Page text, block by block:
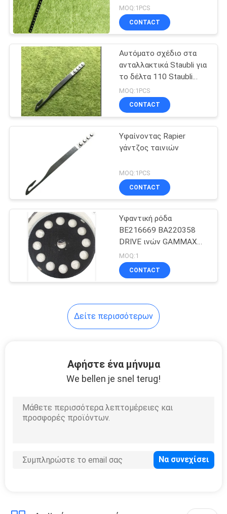
Rapier ινών άνθρακα
μηχανών στην
υφαίνοντας ταινία
MOQ:1PCS
CONTACT
Αυτόματο σχέδιο στα
ανταλλακτικά Staubli για
το δέλτα 110 Staubli
S30 S40 S60
MOQ:1PCS
CONTACT
Υφαίνοντας Rapier
γάντζος ταινιών
MOQ:1PCS
CONTACT
Υφαντική ρόδα
BE216669 BA220358
DRIVE ινών GAMMAX
άνθρακα ανταλλακτικών
αργαλειών Picanol
MOQ:1
CONTACT
Δείτε περισσότερων
Αφήστε ένα μήνυμα
We bellen je snel terug!